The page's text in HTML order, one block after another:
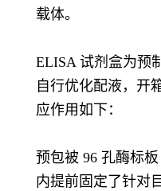
载体。
ELISA 试剂盒为预
自行优化配液，开
应作用如下：
预包被 96 孔酶标
内提前固定了针对